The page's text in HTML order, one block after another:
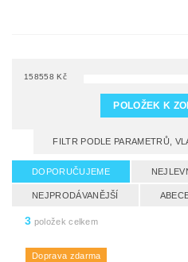
158558 Kč
POLOŽEK K
FILTR PODLE PARAMETRŮ,
DOPORUČUJEME
NEJPRODÁVANĚJŠÍ
3 položek celkem
Doprava zdarma